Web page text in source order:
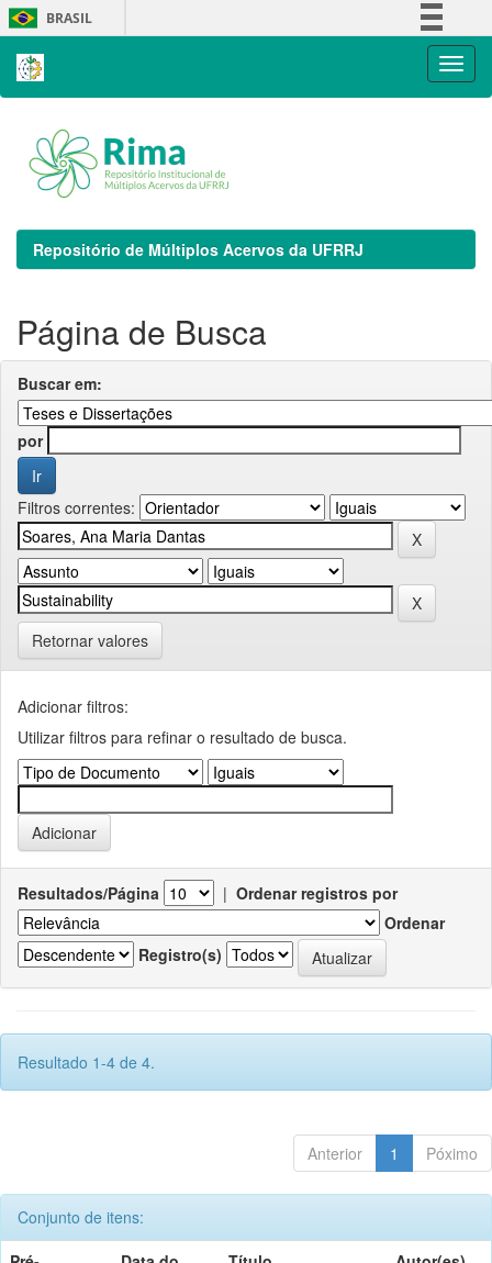
Skip
navigation
BRASIL
Repositório de Múltiplos Acervos da UFRRJ
Página de Busca
Buscar em:
por
Filtros correntes:
Retornar valores
Adicionar filtros:
Utilizar filtros para refinar o resultado de busca.
Resultados/Página | Ordenar registros por
Ordenar
Registro(s)
Resultado 1-4 de 4.
Anterior 1 Póximo
Conjunto de itens: